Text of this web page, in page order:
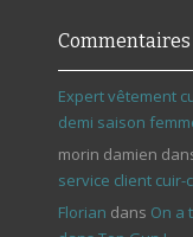
Expert vêtement
demi saison
morin damien
service client cuir-
Florian dans On a